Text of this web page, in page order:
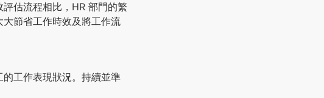
估流程相比，HR 部門的繁
節省工作時效及將工作流
工作表現狀況。持續並準